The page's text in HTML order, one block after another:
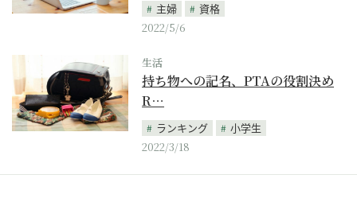
主婦
資格
2022/5/6
生活
持ち物への記名、PTAの役割決め
R…
ランキング
小学生
2022/3/18